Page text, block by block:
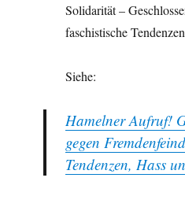
Solidarität –
faschistische
Siehe:
Hamelner Aufruf!
gegen
Tendenzen, Hass